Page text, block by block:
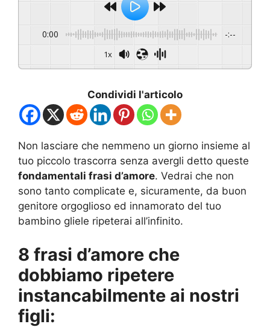
0:00 -:--
1x
Condividi l'articolo
Non lasciare che nemmeno un giorno insieme al
tuo piccolo trascorra senza avergli detto queste
fondamentali frasi d’amore. Vedrai che non
sono tanto complicate e, sicuramente, da buon
genitore orgoglioso ed innamorato del tuo
bambino gliele ripeterai all’infinito.
8 frasi d’amore che
dobbiamo ripetere
instancabilmente ai nostri
figli: